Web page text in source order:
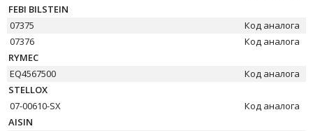
FEBI BILSTEIN
07375
Код аналога
07376
Код аналога
RYMEC
EQ4567500
Код аналога
STELLOX
07-00610-SX
Код аналога
AISIN